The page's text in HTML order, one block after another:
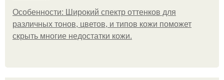
Особенности: Широкий спектр оттенков для
различных тонов, цветов, и типов кожи поможет
скрыть многие недостатки кожи.